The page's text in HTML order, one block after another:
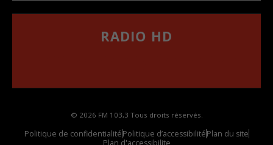
RADIO HD
© 2026 FM 103,3 Tous droits réservés.
Politique de confidentialitéPolitique d’accessibilitéPlan du site
Plan d'accessibilite